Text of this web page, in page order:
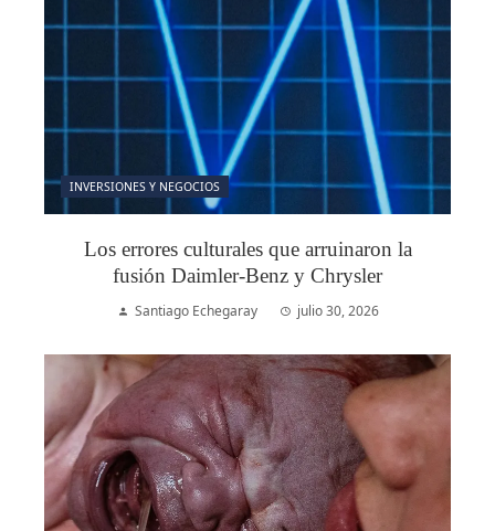
INVERSIONES Y NEGOCIOS
Los errores culturales que arruinaron la
fusión Daimler-Benz y Chrysler
Santiago Echegaray julio 30, 2026